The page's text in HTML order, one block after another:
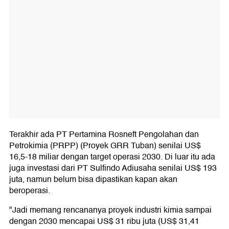
Terakhir ada PT Pertamina Rosneft Pengolahan dan
Petrokimia (PRPP) (Proyek GRR Tuban) senilai US$
16,5-18 miliar dengan target operasi 2030. Di luar itu ada
juga investasi dari PT Sulfindo Adiusaha senilai US$ 193
juta, namun belum bisa dipastikan kapan akan
beroperasi.
"Jadi memang rencananya proyek industri kimia sampai
dengan 2030 mencapai US$ 31 ribu juta (US$ 31,41